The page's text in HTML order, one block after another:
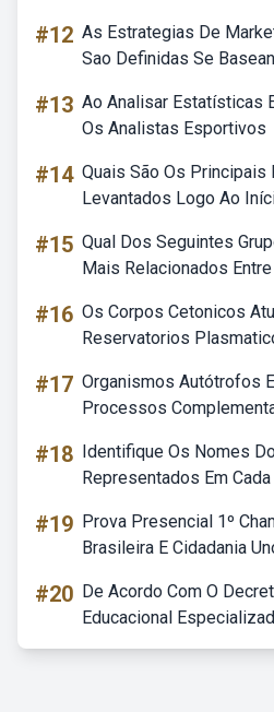
#12 As Estrategias De
Sao Definidas Se
#13 Ao Analisar Estatísticas
Os Analistas Esportivos
#14 Quais São Os
Levantados Logo Ao
#15 Qual Dos Seguintes
Mais Relacionados
#16 Os Corpos Cetonicos
Reservatorios
#17 Organismos Autótrofos
Processos
#18 Identifique Os Nomes
Representados Em
#19 Prova Presencial 1º
Brasileira E Cidadania
#20 De Acordo Com O
Educacional